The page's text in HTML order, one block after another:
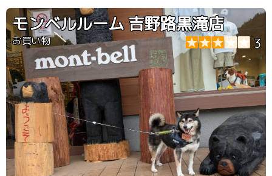
モンベルルーム 吉野路黒滝店
お買い物 3